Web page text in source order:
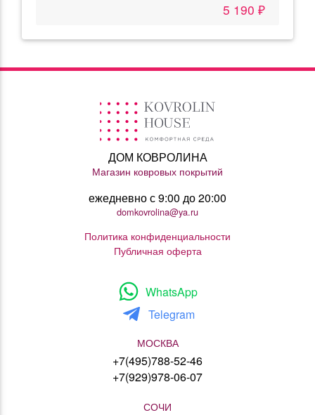
5 190 ₽
ДОМ КОВРОЛИНА
Магазин ковровых покрытий
ежедневно с 9:00 до 20:00
domkovrolina@ya.ru
Политика конфиденциальности
Публичная оферта
WhatsApp
Telegram
МОСКВА
+7(495)788-52-46
+7(929)978-06-07
СОЧИ